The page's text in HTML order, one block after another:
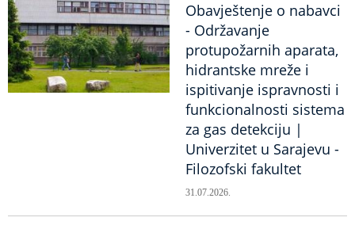
Obavještenje o nabavci
- Održavanje
protupožarnih aparata,
hidrantske mreže i
ispitivanje ispravnosti i
funkcionalnosti sistema
za gas detekciju |
Univerzitet u Sarajevu -
Filozofski fakultet
31.07.2026.